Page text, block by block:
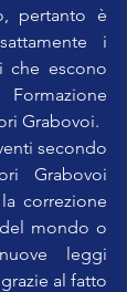
pertanto è
i
che escono
Grabovoi.
secondo
Grabovoi
correzione
mondo o
leggi
al fatto